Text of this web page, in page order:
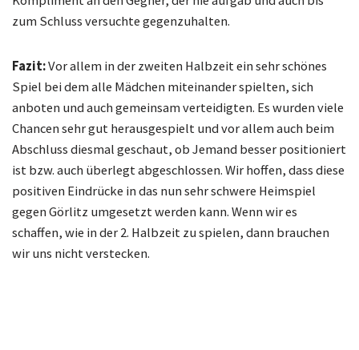
zum Schluss versuchte gegenzuhalten.
Fazit:Vor allem in der zweiten Halbzeit ein sehr schönes
Spiel bei dem alle Mädchen miteinander spielten, sich
anboten und auch gemeinsam verteidigten. Es wurden viele
Chancen sehr gut herausgespielt und vor allem auch beim
Abschluss diesmal geschaut, ob Jemand besser positioniert
ist bzw. auch überlegt abgeschlossen. Wir hoffen, dass diese
positiven Eindrücke in das nun sehr schwere Heimspiel
gegen Görlitz umgesetzt werden kann. Wenn wir es
schaffen, wie in der 2. Halbzeit zu spielen, dann brauchen
wir uns nicht verstecken.